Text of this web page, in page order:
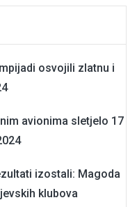
osvojili zlatnu i
avionima sletjelo 17
izostali: Magoda
klubova